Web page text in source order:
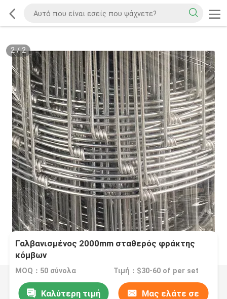
2/2
Γαλβανισμένος 2000mm σταθερός φράκτης
κόμβων
MOQ：50 σύνολα Τιμή：$30-60 of per set
Καλύτερη τιμή Μας ελάτε σε